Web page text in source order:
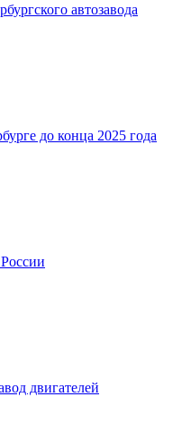
автозавода
до конца 2025 года
двигателей